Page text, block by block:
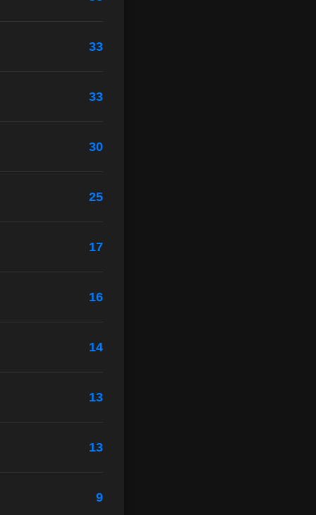
33
33
30
25
17
16
14
13
13
9